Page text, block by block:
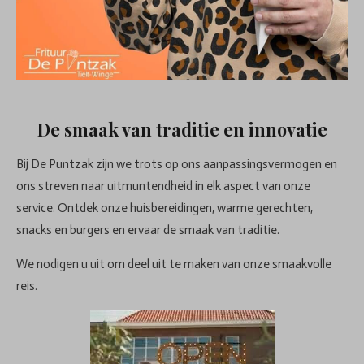
De smaak van traditie en innovatie
Bij De Puntzak zijn we trots op ons aanpassingsvermogen en
ons streven naar uitmuntendheid in elk aspect van onze
service. Ontdek onze huisbereidingen, warme gerechten,
snacks en burgers en ervaar de smaak van traditie.
We nodigen u uit om deel uit te maken van onze smaakvolle
reis.